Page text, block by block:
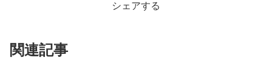
シェアする
関連記事